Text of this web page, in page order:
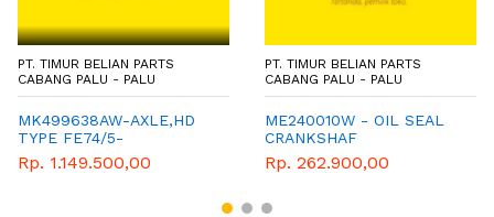
PT. TIMUR BELIAN PARTS
CABANG PALU - PALU
MK499638AW-AXLE,HD
TYPE FE74/5-
MITSUBISHI-GENUINE
PARTS-CANTER PS 125
Rp. 1.149.500,00
PT. TIMUR BELIAN PARTS
CABANG PALU - PALU
ME240010W - OIL SEAL
CRANKSHAF
Rp. 262.900,00